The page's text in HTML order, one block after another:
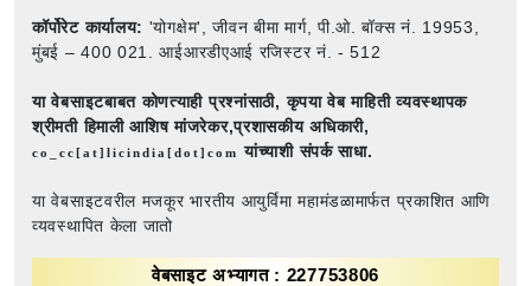
कॉर्पोरेट कार्यालय: 'योगक्षेम', जीवन बीमा मार्ग, पी.ओ. बॉक्स नं. 19953,
मुंबई – 400 021. आईआरडीएआई रजिस्टर नं. - 512
या वेबसाइटबाबत कोणत्याही प्रश्नांसाठी, कृपया वेब माहिती व्यवस्थापक
श्रीमती हिमाली आशिष मांजरेकर,प्रशासकीय अधिकारी,
co_cc[at]licindia[dot]comयांच्याशी संपर्क साधा.
या वेबसाइटवरील मजकूर भारतीय आयुर्विमा महामंडळामार्फत प्रकाशित आणि
व्यवस्थापित केला जातो
वेबसाइट अभ्यागत : 227753806